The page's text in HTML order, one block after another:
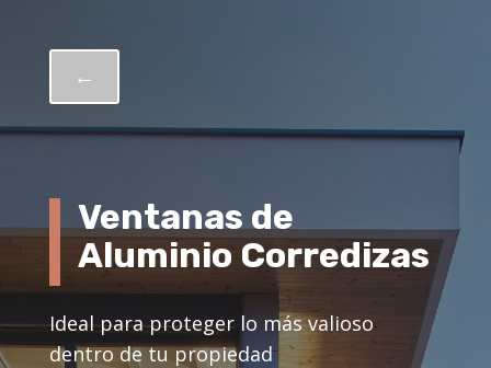
←
Ventanas de
Aluminio Corredizas
Ideal para proteger lo más valioso
dentro de tu propiedad